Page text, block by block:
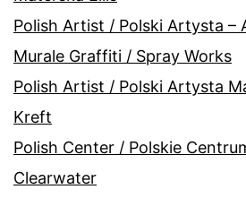
Polish Artist / Polski Artysta –
Murale Graffiti / Spray Works
Polish Artist / Polski Artysta
Kreft
Polish Center / Polskie
Clearwater